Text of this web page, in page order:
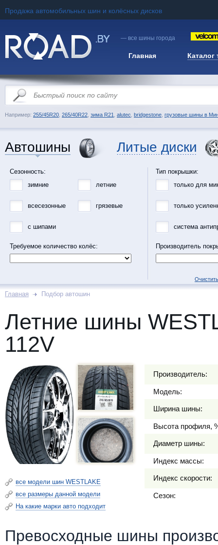
Продажа автомобильных шин и колёсных дисков
— все шины города
Главная Каталог
Например: 255/45R20 265/40R22 зима R21 alutec bridgestone грузовые шины в
Автошины Литые диски
Сезонность:
зимние
летние
всесезонные грязевые
с шипами
Требуемое количество колёс:
Тип покрышки:
только для
только
система
Производитель
Главная Подбор автошин
Летние шины
112V
все модели шин WESTLAKE
все размеры данной модели
На какие марки авто подходит
Производитель:
Модель:
Ширина шины:
Высота профиля,
Диаметр шины:
Индекс массы:
Индекс скорости:
Сезон:
Превосходные шины